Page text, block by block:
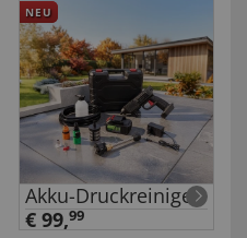
NEU
Akku-Druckreiniger
€ 99,99